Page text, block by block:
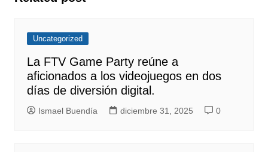
Uncategorized
La FTV Game Party reúne a
aficionados a los videojuegos en dos
días de diversión digital.
Ismael Buendía diciembre 31, 2025 0